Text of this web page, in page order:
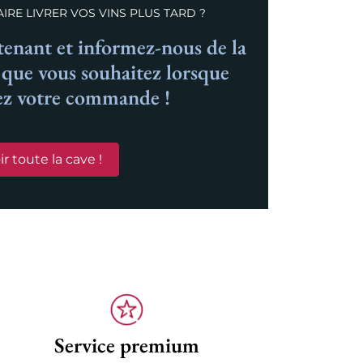
LIVRER VOS VINS PLUS TARD ?
et informez-nous de la
vous souhaitez lorsque
votre commande !
toute la cave !
Service premium